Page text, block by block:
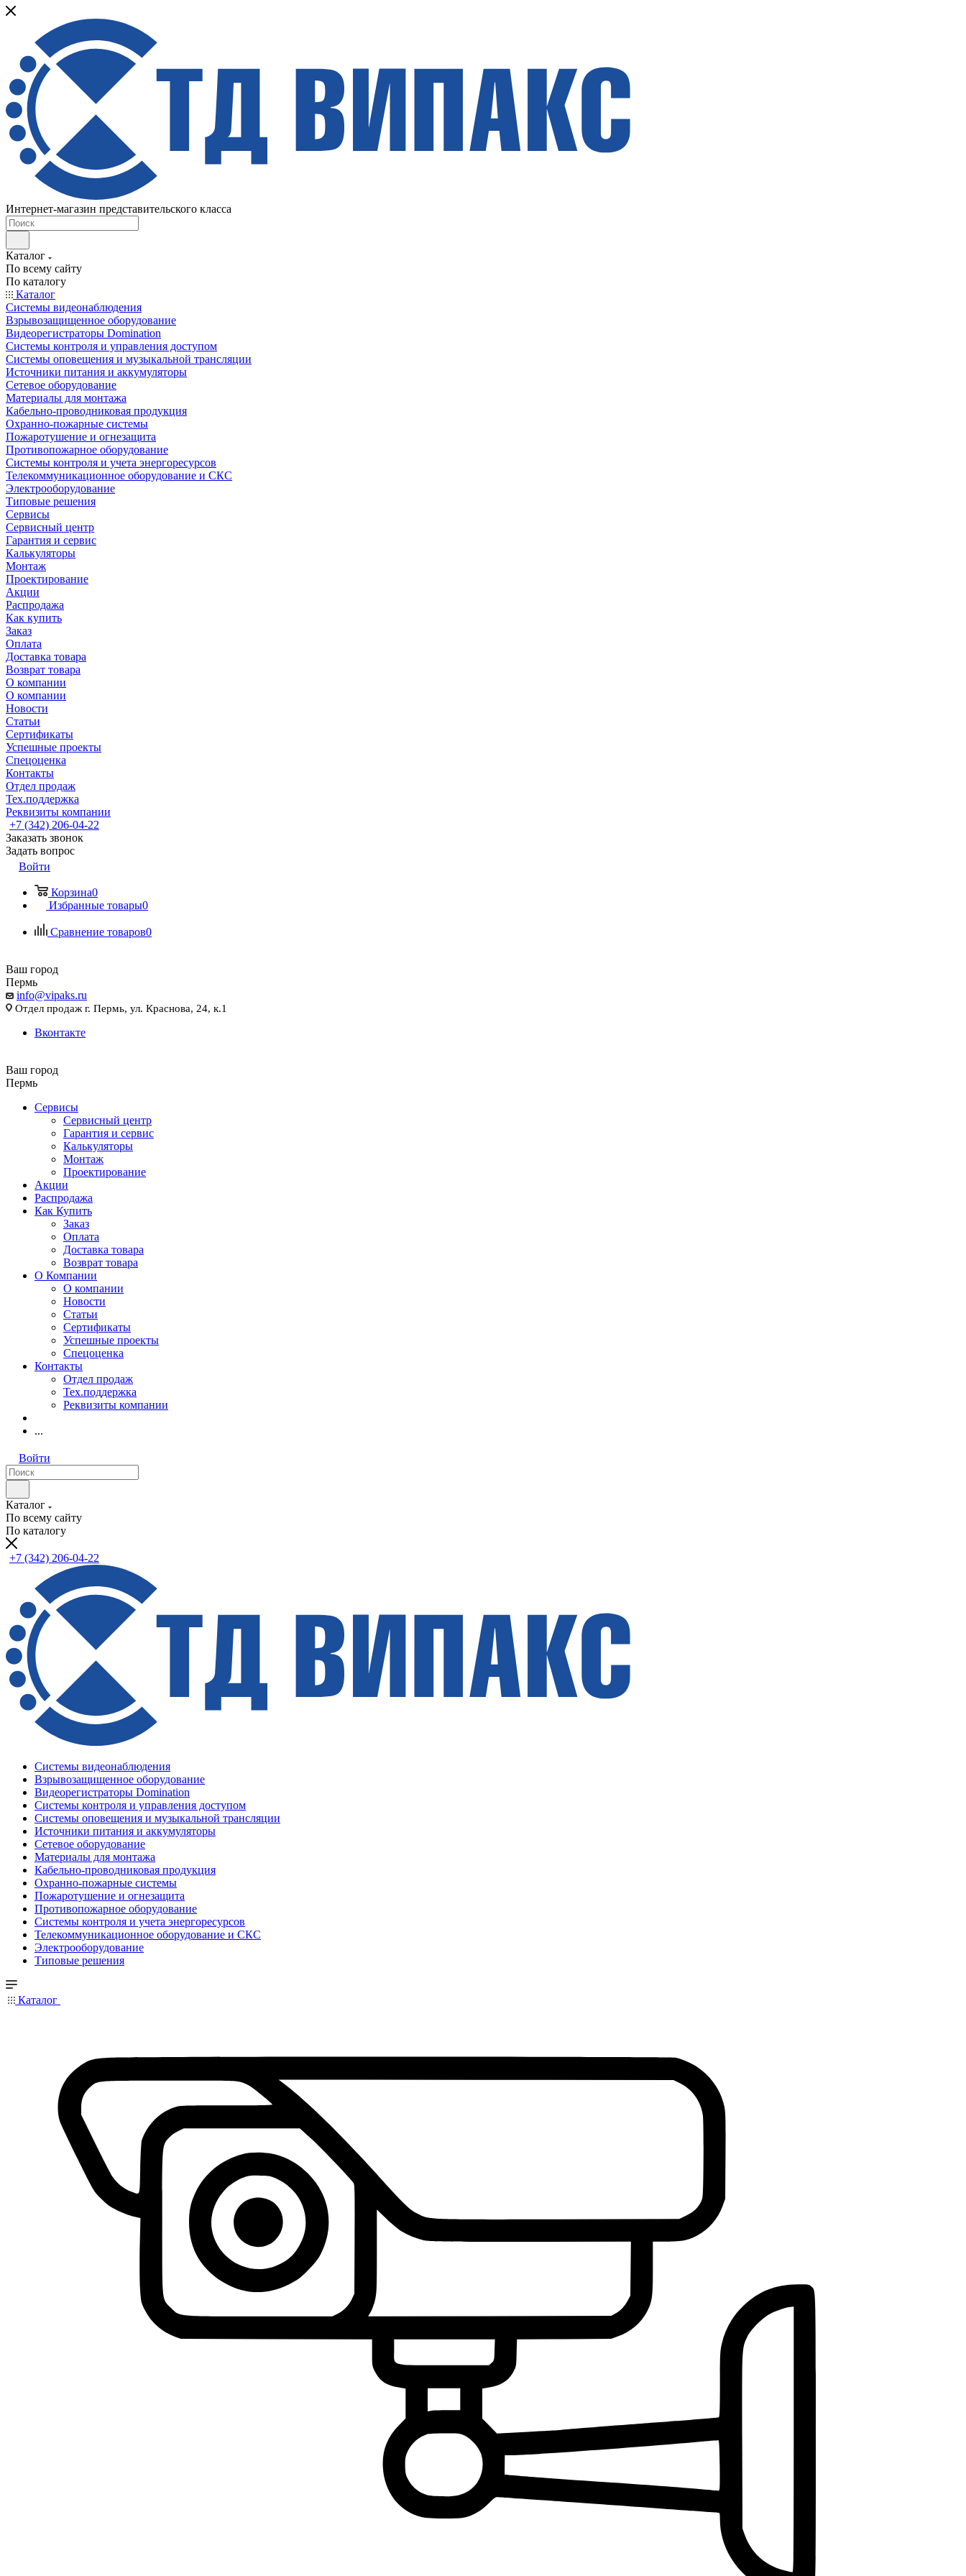
Интернет-магазин представительского класса
Каталог
По всему сайту
По каталогу
Каталог
Системы видеонаблюдения
Взрывозащищенное оборудование
Видеорегистраторы Domination
Системы контроля и управления доступом
Системы оповещения и музыкальной трансляции
Источники питания и аккумуляторы
Сетевое оборудование
Материалы для монтажа
Кабельно-проводниковая продукция
Охранно-пожарные системы
Пожаротушение и огнезащита
Противопожарное оборудование
Системы контроля и учета энергоресурсов
Телекоммуникационное оборудование и СКС
Электрооборудование
Типовые решения
Сервисы
Сервисный центр
Гарантия и сервис
Калькуляторы
Монтаж
Проектирование
Акции
Распродажа
Как купить
Заказ
Оплата
Доставка товара
Возврат товара
О компании
О компании
Новости
Статьи
Сертификаты
Успешные проекты
Спецоценка
Контакты
Отдел продаж
Тех.поддержка
Реквизиты компании
+7 (342) 206-04-22
Заказать звонок
Задать вопрос
Войти
Корзина0
Избранные товары0
Сравнение товаров0
Ваш город
Пермь
info@vipaks.ru
Отдел продаж г. Пермь, ул. Краснова, 24, к.1
Вконтакте
Ваш город
Пермь
Сервисы
Сервисный центр
Гарантия и сервис
Калькуляторы
Монтаж
Проектирование
Акции
Распродажа
Как Купить
Заказ
Оплата
Доставка товара
Возврат товара
О Компании
О компании
Новости
Статьи
Сертификаты
Успешные проекты
Спецоценка
Контакты
Отдел продаж
Тех.поддержка
Реквизиты компании
...
Войти
Каталог
По всему сайту
По каталогу
+7 (342) 206-04-22
Системы видеонаблюдения
Взрывозащищенное оборудование
Видеорегистраторы Domination
Системы контроля и управления доступом
Системы оповещения и музыкальной трансляции
Источники питания и аккумуляторы
Сетевое оборудование
Материалы для монтажа
Кабельно-проводниковая продукция
Охранно-пожарные системы
Пожаротушение и огнезащита
Противопожарное оборудование
Системы контроля и учета энергоресурсов
Телекоммуникационное оборудование и СКС
Электрооборудование
Типовые решения
Каталог